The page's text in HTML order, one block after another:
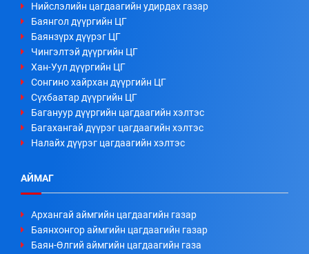
Нийслэлийн цагдаагийн удирдах газар
Баянгол дүүргийн ЦГ
Баянзүрх дүүрэг ЦГ
Чингэлтэй дүүргийн ЦГ
Хан-Уул дүүргийн ЦГ
Сонгино хайрхан дүүргийн ЦГ
Сүхбаатар дүүргийн ЦГ
Багануур дүүргийн цагдаагийн хэлтэс
Багахангай дүүрэг цагдаагийн хэлтэс
Налайх дүүрэг цагдаагийн хэлтэс
АЙМАГ
Архангай аймгийн цагдаагийн газар
Баянхонгор аймгийн цагдаагийн газар
Баян-Өлгий аймгийн цагдаагийн газа